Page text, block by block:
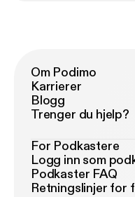
Om Podimo
Karrierer
Blogg
Trenger du hjelp?
For Podkastere
Logg inn som
Podkaster FAQ
Retningslinjer for